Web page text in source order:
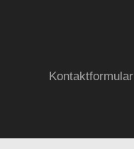
Kontaktformular